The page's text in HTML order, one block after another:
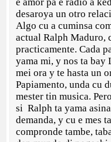
desaroya un otro
Algo cu a cuminsa
actual Ralph Maduro,
practicamente. Cada
yama mi, y nos ta bay
mei ora y te hasta un
Papiamento, unda cu
mester tin musica.
si Ralph ta yama
demanda, y cu e mes
compronde tambe,